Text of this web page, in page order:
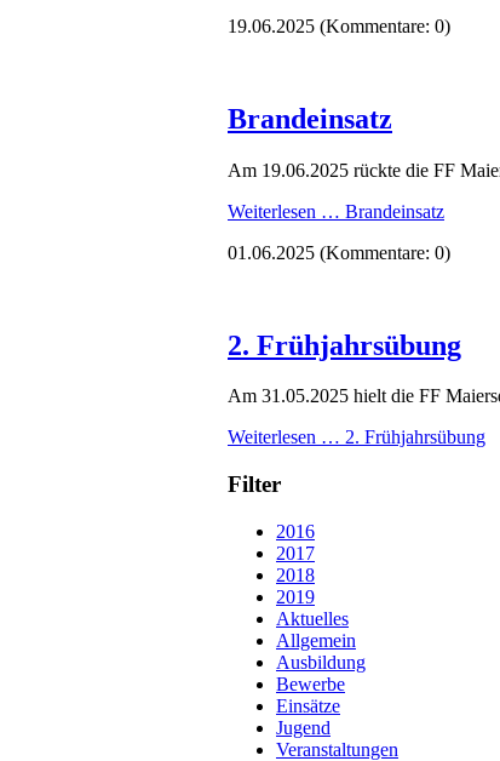
19.06.2025 (Kommentare: 0)
Brandeinsatz
Am 19.06.2025 rückte die FF
Weiterlesen … Brandeinsatz
01.06.2025 (Kommentare: 0)
2. Frühjahrsübung
Am 31.05.2025 hielt die FF
Weiterlesen … 2. Frühjahrsübung
Filter
2016
2017
2018
2019
Aktuelles
Allgemein
Ausbildung
Bewerbe
Einsätze
Jugend
Veranstaltungen